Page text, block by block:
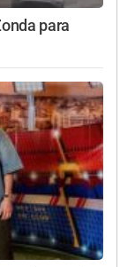
para